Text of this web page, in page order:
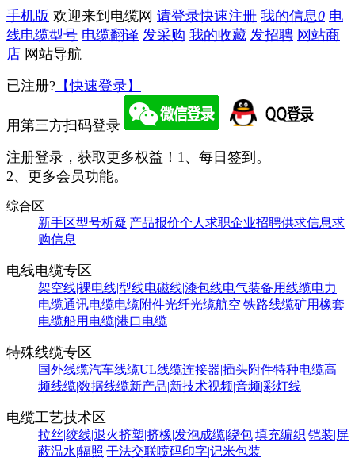
手机版 欢迎来到电缆网 请登录快速注册 我的信息0 电
线电缆型号 电缆翻译 发采购 我的收藏 发招聘 网站商
店 网站导航
已注册? 【快速登录】
用第三方扫码登录
注册登录，获取更多权益！ 1、每日签到。
2、更多会员功能。
综合区
新手区型号析疑|产品报价个人求职企业招聘供求信息求
购信息
电线电缆专区
架空线|裸电线|型线电磁线|漆包线电气装备用线缆电力
电缆通讯电缆电缆附件光纤光缆航空|铁路线缆矿用橡套
电缆船用电缆|港口电缆
特殊线缆专区
国外线缆汽车线缆UL线缆连接器|插头附件特种电缆高
频线缆|数据线缆新产品|新技术视频|音频|彩灯线
电缆工艺技术区
拉丝|绞线|退火挤塑|挤橡|发泡成缆|绕包|填充编织|铠装|屏
蔽温水|辐照|干法交联喷码印字|记米包装